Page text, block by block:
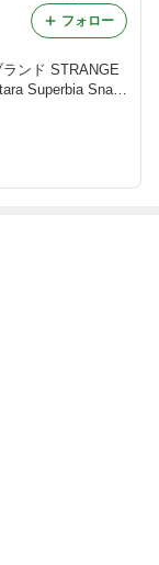
ンド STRANGE
Superbia Snak
フォロー